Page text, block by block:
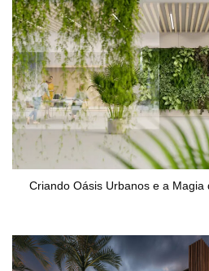
Criando Oásis Urbanos e a Magia